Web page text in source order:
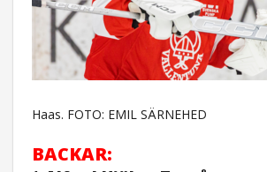
Haas. FOTO: EMIL SÄRNEHED
BACKAR: